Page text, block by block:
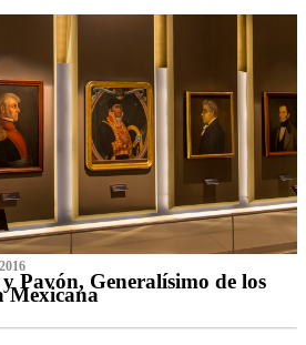
Pavón, Generalísimo de los
Mexicana